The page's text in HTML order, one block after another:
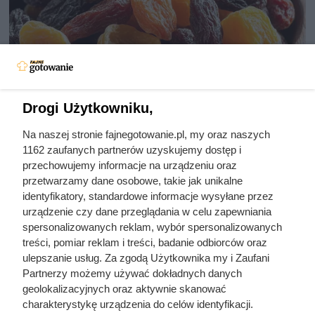
Zjadła 5 suszonych śliwek na
czczo. Zobacz, co zawarty w nich
sorbitol zrobił z jej jelitami
Małe owoce o wielkiej mocy: błonnik, potas, żelazo i
antyoksydanty wspierają trawienie, serce i odporność. Jedz
regularnie.
Drogi Użytkowniku,
Na naszej stronie fajnegotowanie.pl, my oraz naszych
1162 zaufanych partnerów uzyskujemy dostęp i
przechowujemy informacje na urządzeniu oraz
przetwarzamy dane osobowe, takie jak unikalne
identyfikatory, standardowe informacje wysyłane przez
urządzenie czy dane przeglądania w celu zapewniania
spersonalizowanych reklam, wybór spersonalizowanych
treści, pomiar reklam i treści, badanie odbiorców oraz
ulepszanie usług. Za zgodą Użytkownika my i Zaufani
Partnerzy możemy używać dokładnych danych
geolokalizacyjnych oraz aktywnie skanować
charakterystykę urządzenia do celów identyfikacji.